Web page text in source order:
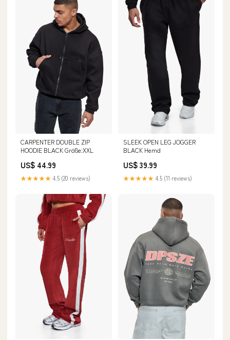
CARPENTER DOUBLE ZIP
HOODIE BLACK Größe:XXL
US$ 44.99
★★★★★ 4.5 (20 reviews)
SLEEK OPEN LEG JOGGER
BLACK Hemd
US$ 39.99
★★★★★ 4.5 (11 reviews)